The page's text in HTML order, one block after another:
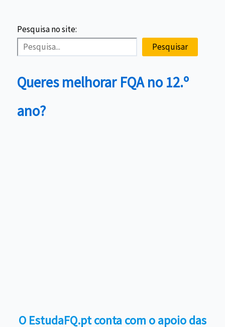
Pesquisa no site:
Pesquisar
Queres melhorar FQA no 12.º
ano?
O EstudaFQ.pt conta com o apoio das